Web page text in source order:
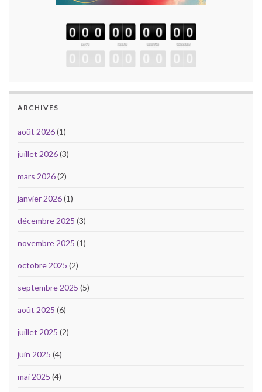
ARCHIVES
août 2026(1)
juillet 2026(3)
mars 2026(2)
janvier 2026(1)
décembre 2025 (3)
novembre 2025 (1)
octobre 2025 (2)
septembre 2025 (5)
août 2025 (6)
juillet 2025 (2)
juin 2025 (4)
mai 2025 (4)